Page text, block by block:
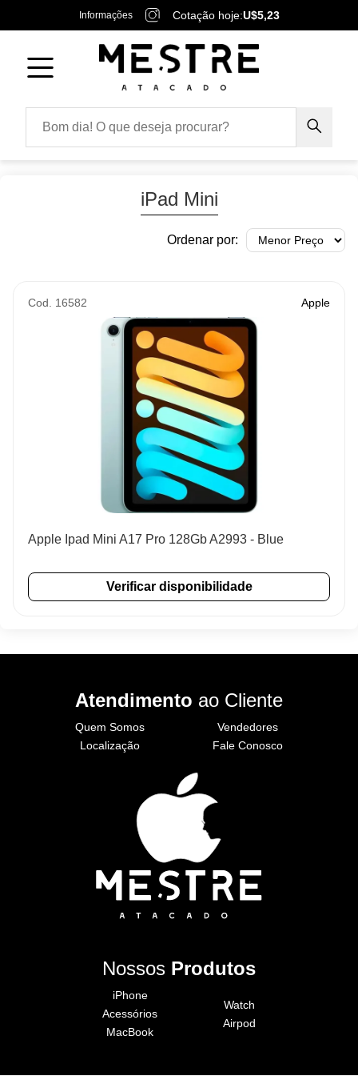
Informações Cotação hoje:U$5,23
iPad Mini
Ordenar por:
Cod. 16582 Apple
Apple Ipad Mini A17 Pro 128Gb A2993 - Blue
Verificar disponibilidade
Atendimento ao Cliente
Quem Somos
Localização
Vendedores
Fale Conosco
Nossos Produtos
iPhone
Acessórios
MacBook
Watch
Airpod